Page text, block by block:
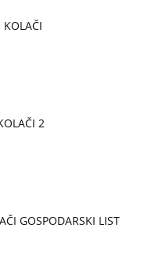
KOLAČI
2
GOSPODARSKI LIST